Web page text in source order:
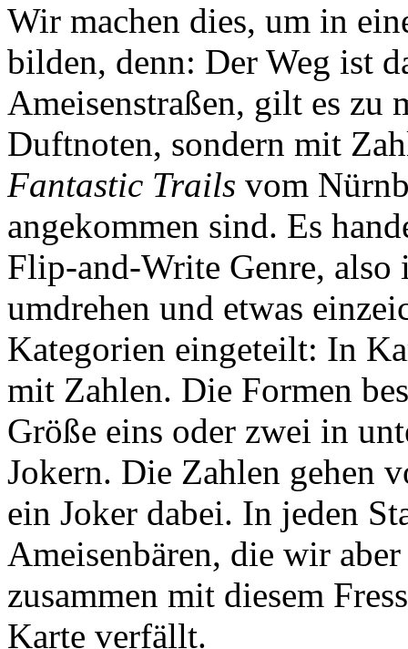
Wir machen dies, um in
bilden, denn: Der Weg ist
Ameisenstraßen, gilt es zu
Duftnoten, sondern mit
Fantastic Trails vom
angekommen sind. Es
Flip-and-Write Genre,
umdrehen und etwas
Kategorien eingeteilt: In
mit Zahlen. Die Formen
Größe eins oder zwei in
Jokern. Die Zahlen gehen
ein Joker dabei. In jeden
Ameisenbären, die wir
zusammen mit diesem
Karte verfällt.